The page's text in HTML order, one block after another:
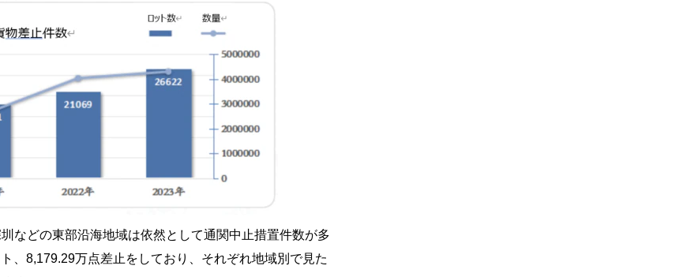
などの東部沿海地域は依然として通関中止措置件数が多
、8,179.29万点差止をしており、それぞれ地域別で見た